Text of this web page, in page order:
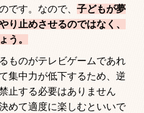
です。なので、 子どもが夢
り止めさせるのではなく、
う。
ものがテレビゲームであれ
集中力が低下するため、逆
止する必要はありません
めて適度に楽しむといいで